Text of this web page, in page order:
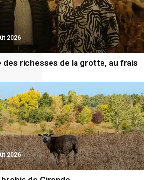
2026
des richesses de la grotte, au frais
2026